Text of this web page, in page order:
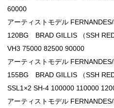
60000
アーティストモデル
120BG BRAD GILLIS （SSH
VH3 75000 82500 90000
アーティストモデル
155BG BRAD GILLIS （SSH
SSL1×2 SH-4 100000 110000
アーティストモデル